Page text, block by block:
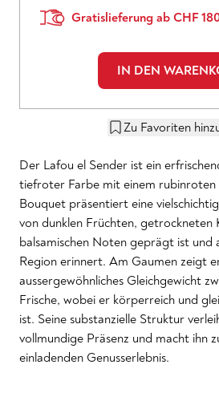
Gratislieferung ab CHF
IN DEN
Zu Favoriten
Der Lafou el Sender ist ein
tiefroter Farbe mit einem rubinroten
Bouquet präsentiert eine
von dunklen Früchten, getrockneten
balsamischen Noten geprägt ist und
Region erinnert. Am Gaumen zeigt
aussergewöhnliches Gleichgewicht
Frische, wobei er körperreich und
ist. Seine substanzielle Struktur
vollmundige Präsenz und macht ihn
einladenden Genusserlebnis.